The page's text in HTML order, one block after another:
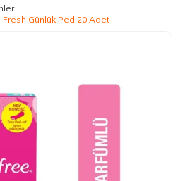
Günlük Ped 20 Adet